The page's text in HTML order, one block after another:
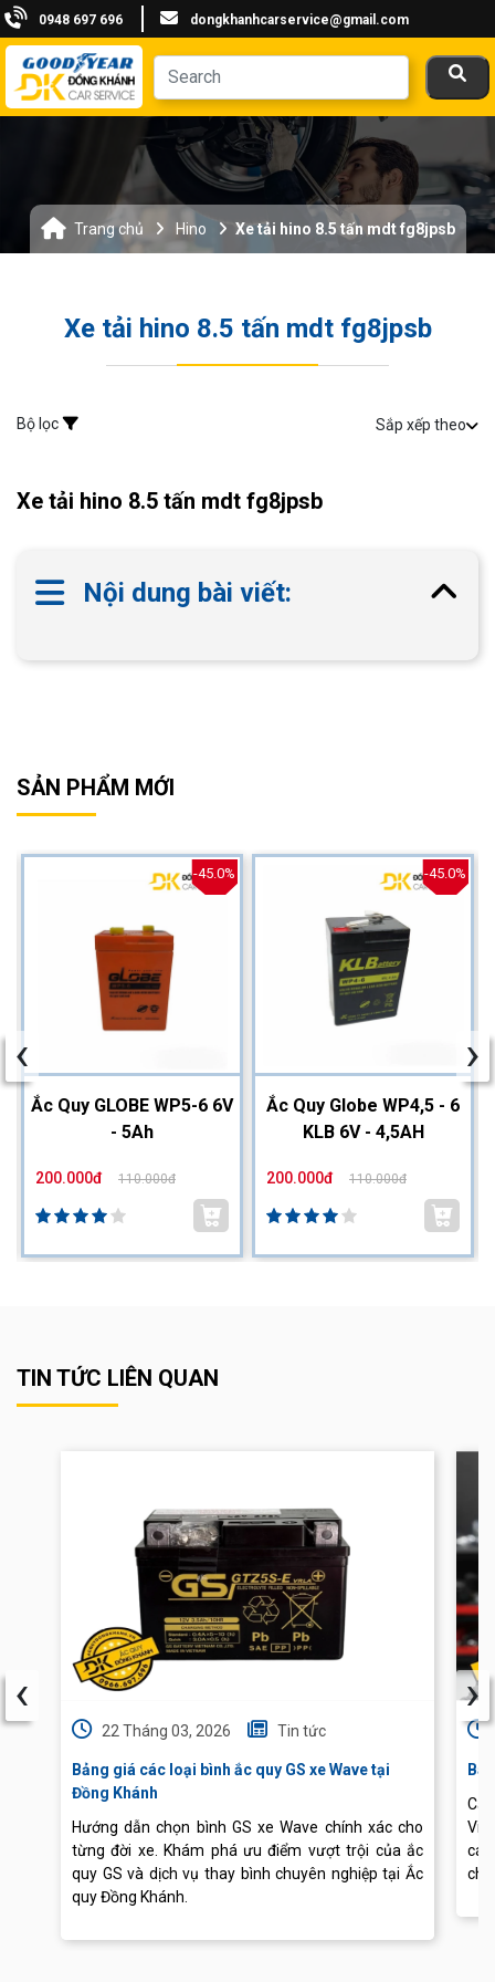
0948 697 696 dongkhanhcarservice@gmail.com
Trang chủ Hino Xe tải hino 8.5 tấn mdt fg8jpsb
Xe tải hino 8.5 tấn mdt fg8jpsb
Bộ lọc Sắp xếp theo
Xe tải hino 8.5 tấn mdt fg8jpsb
Nội dung bài viết:
SẢN PHẨM MỚI
-45.0%
Ắc Quy GLOBE WP5-6 6V
- 5Ah
200.000đ 110.000đ
-45.0%
Ắc Quy Globe WP4,5 - 6
KLB 6V - 4,5AH
200.000đ 110.000đ
‹ ›
TIN TỨC LIÊN QUAN
22 Tháng 03, 2026 Tin tức
Bảng giá các loại bình ắc quy GS xe Wave tại
Đồng Khánh
Hướng dẫn chọn bình GS xe Wave chính xác cho
từng đời xe. Khám phá ưu điểm vượt trội của ắc
quy GS và dịch vụ thay bình chuyên nghiệp tại Ắc
quy Đồng Khánh.
‹ ›